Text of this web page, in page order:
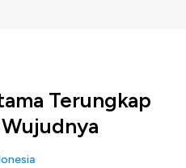
Terungkap